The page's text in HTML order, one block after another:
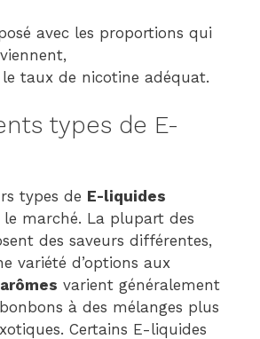
avec les proportions qui
le taux de nicotine adéquat.
types de E-
types de E-liquides
marché. La plupart des
des saveurs différentes,
variété d’options aux
arômes varient généralement
à des mélanges plus
Certains E-liquides